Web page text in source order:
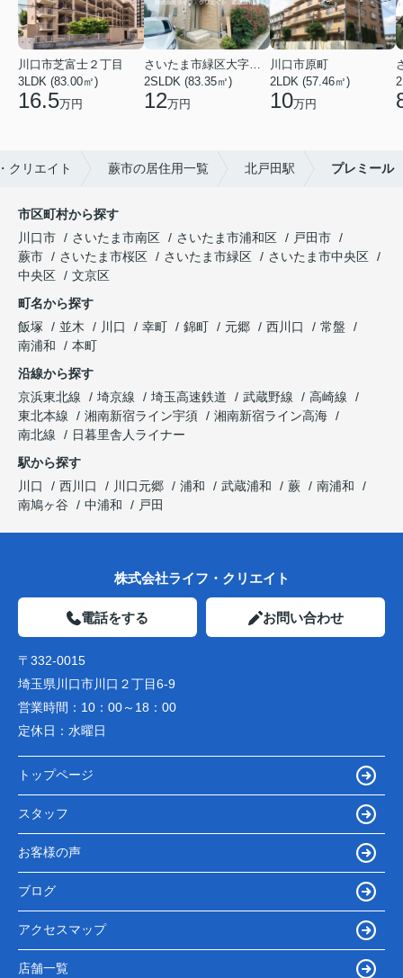
川口市芝富士２丁目
3LDK (83.00㎡)
16.5万円
2SLDK (83.35㎡)
12万円
川口市原町
2LDK (57.46㎡)
10万円
クリエイト 蕨市の居住用一覧 北戸田駅 プレミール
市区町村から探す
川口市
さいたま市南区 さいたま市浦和区
戸田市
蕨市
さいたま市桜区 さいたま市緑区
さいたま市中央区
中央区
文京区
町名から探す
飯塚
並木 川口 幸町 錦町 元郷 西川口
常盤
南浦和
本町
沿線から探す
京浜東北線
埼京線 埼玉高速鉄道 武蔵野線
高崎線
東北本線
湘南新宿ライン宇須
湘南新宿ライン高海
南北線
日暮里舎人ライナー
駅から探す
川口
西川口 川口元郷 浦和 武蔵浦和 蕨
南浦和
南鳩ヶ谷
中浦和 戸田
株式会社ライフ・クリエイト
電話をする お問い合わせ
〒332-0015
埼玉県川口市川口２丁目6-9
営業時間： 10：00～18：00
定休日： 水曜日
トップページ
スタッフ
お客様の声
ブログ
アクセスマップ
店舗一覧